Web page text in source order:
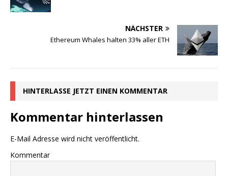
NÄCHSTER
Ethereum Whales halten 33% aller ETH
HINTERLASSE JETZT EINEN KOMMENTAR
Kommentar hinterlassen
E-Mail Adresse wird nicht veröffentlicht.
Kommentar